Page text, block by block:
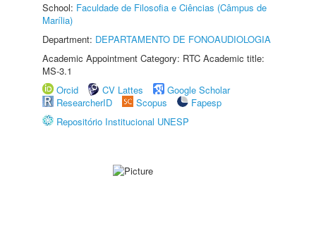
School: Faculdade de Filosofia e Ciências (Câmpus de
Marília)
Department: DEPARTAMENTO DE FONOAUDIOLOGIA
Academic Appointment Category: RTC Academic title:
MS-3.1
Orcid
CV Lattes
Google Scholar
ResearcherID
Scopus
Fapesp
Repositório Institucional UNESP